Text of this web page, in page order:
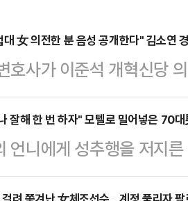
대 女 의전한 분 음성 공개한다" 김소연
호사가 이준석 개혁신당
다고 밝혀 파문이 일고 있
잘났다. 네가 최고 존엄
2알 먹고 성 상납 받은
그냥 네 X 최고 굵다"고
잘해 한 번 하자" 모텔로 밀어넣은 70
언니에게 성추행을 저지
.17일 JTBC '사건반장'은